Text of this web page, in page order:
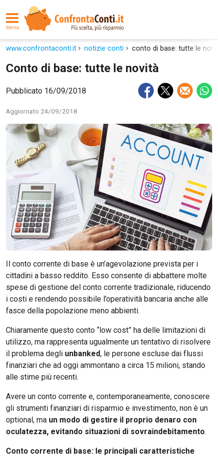
menu
www.confrontaconti.it notizie conti conto di base: tutte le
Conto di base: tutte le novità
Pubblicato 16/09/2018
Aggiornato 24/09/2018
Il conto corrente di base è un’agevolazione prevista per i
cittadini a basso reddito. Esso consente di abbattere molte
spese di gestione del conto corrente tradizionale, riducendo
i costi e rendendo possibile l’operatività bancaria anche alle
fasce della popolazione meno abbienti.
Chiaramente questo conto “low cost” ha delle limitazioni di
utilizzo, ma rappresenta ugualmente un tentativo di risolvere
il problema degli unbanked, le persone escluse dai flussi
finanziari che ad oggi ammontano a circa 15 milioni, stando
alle stime più recenti.
Avere un conto corrente e, contemporaneamente, conoscere
gli strumenti finanziari di risparmio e investimento, non è un
optional, ma un modo di gestire il proprio denaro con
oculatezza, evitando situazioni di sovraindebitamento.
Conto corrente di base: le principali caratteristiche